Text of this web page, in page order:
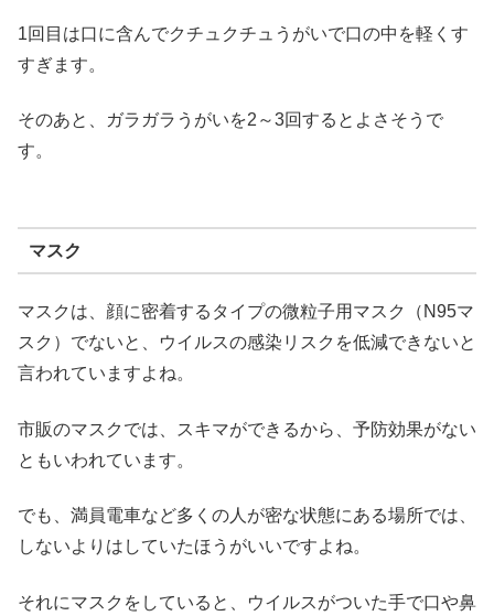
1回目は口に含んでクチュクチュうがいで口の中を軽くす
すぎます。
そのあと、ガラガラうがいを2～3回するとよさそうで
す。
マスク
マスクは、顔に密着するタイプの微粒子用マスク（N95マ
スク）でないと、ウイルスの感染リスクを低減できないと
言われていますよね。
市販のマスクでは、スキマができるから、予防効果がない
ともいわれています。
でも、満員電車など多くの人が密な状態にある場所では、
しないよりはしていたほうがいいですよね。
それにマスクをしていると、ウイルスがついた手で口や鼻